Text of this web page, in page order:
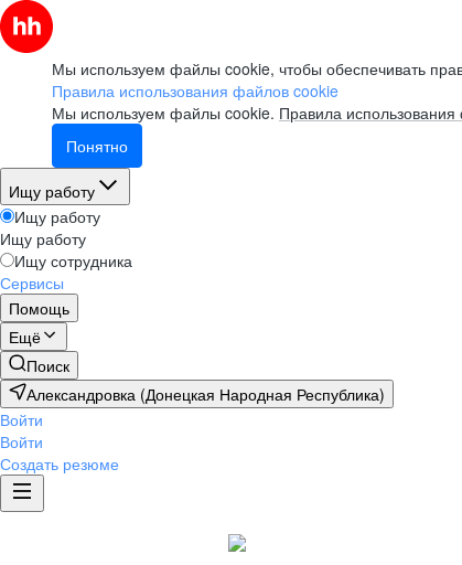
Мы используем файлы cookie, чтобы обеспечивать
Правила использования файлов cookie
Мы используем файлы cookie. Правила
Понятно
Ищу работу
Ищу работу
Ищу работу
Ищу сотрудника
Сервисы
Помощь
Ещё
Поиск
Александровка (Донецкая Народная Республика)
Войти
Войти
Создать резюме